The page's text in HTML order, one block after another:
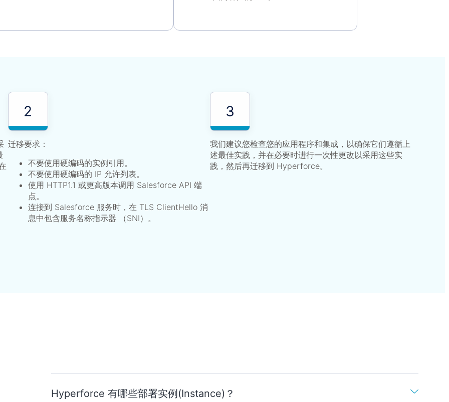
2
迁移要求：
不要使用硬编码的实例引用。
不要使用硬编码的 IP 允许列表。
使用 HTTP1.1 或更高版本调用 Salesforce API 端
点。
连接到 Salesforce 服务时，在 TLS ClientHello 消
息中包含服务名称指示器 （SNI）。
3
我们建议您检查您的应用程序和集成，以确保它们遵循上
述最佳实践，并在必要时进行一次性更改以采用这些实
践，然后再迁移到 Hyperforce。
Hyperforce 有哪些部署实例(Instance)？